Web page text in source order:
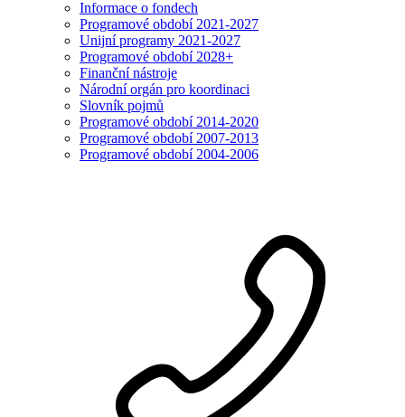
Informace o fondech
Programové období 2021-2027
Unijní programy 2021-2027
Programové období 2028+
Finanční nástroje
Národní orgán pro koordinaci
Slovník pojmů
Programové období 2014-2020
Programové období 2007-2013
Programové období 2004-2006